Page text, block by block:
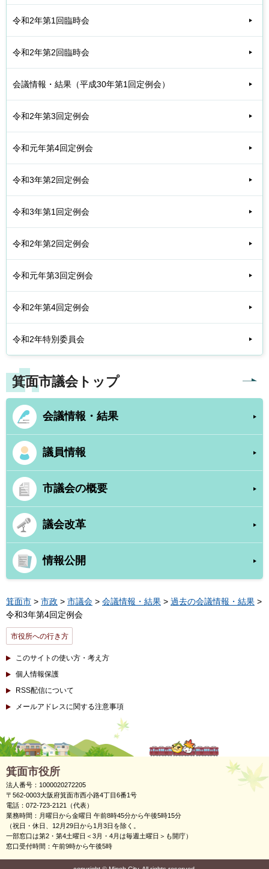
令和2年第1回臨時会
令和2年第2回臨時会
会議情報・結果（平成30年第1回定例会）
令和2年第3回定例会
令和元年第4回定例会
令和3年第2回定例会
令和3年第1回定例会
令和2年第2回定例会
令和元年第3回定例会
令和2年第4回定例会
令和2年特別委員会
箕面市議会トップ
会議情報・結果
議員情報
市議会の概要
議会改革
情報公開
箕面市 > 市政 > 市議会 > 会議情報・結果 > 過去の会議情報・結果 >
令和3年第4回定例会
市役所への行き方
このサイトの使い方・考え方
個人情報保護
RSS配信について
メールアドレスに関する注意事項
箕面市役所
法人番号：1000020272205
〒562-0003大阪府箕面市西小路4丁目6番1号
電話：072-723-2121（代表）
業務時間：月曜日から金曜日 午前8時45分から午後5時15分
（祝日・休日、12月29日から1月3日を除く。
一部窓口は第2・第4土曜日＜3月・4月は毎週土曜日＞も開庁）
窓口受付時間：午前9時から午後5時